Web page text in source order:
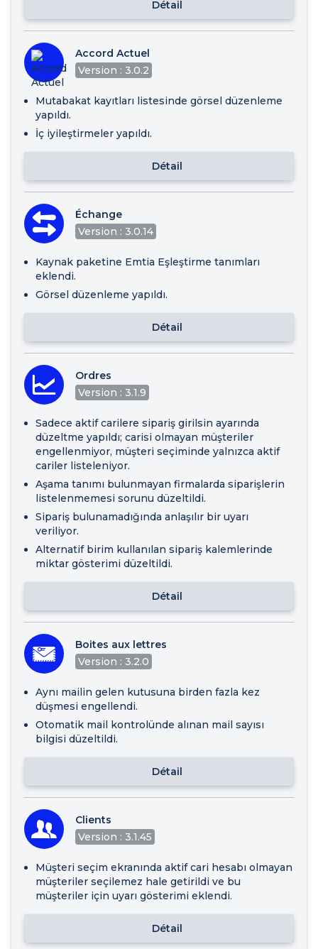
Détail
Accord Actuel
Version : 3.0.2
Mutabakat kayıtları listesinde görsel düzenleme
yapıldı.
İç iyileştirmeler yapıldı.
Détail
Échange
Version : 3.0.14
Kaynak paketine Emtia Eşleştirme tanımları
eklendi.
Görsel düzenleme yapıldı.
Détail
Ordres
Version : 3.1.9
Sadece aktif carilere sipariş girilsin ayarında
düzeltme yapıldı; carisi olmayan müşteriler
engellenmiyor, müşteri seçiminde yalnızca aktif
cariler listeleniyor.
Aşama tanımı bulunmayan firmalarda siparişlerin
listelenmemesi sorunu düzeltildi.
Sipariş bulunamadığında anlaşılır bir uyarı
veriliyor.
Alternatif birim kullanılan sipariş kalemlerinde
miktar gösterimi düzeltildi.
Détail
Boites aux lettres
Version : 3.2.0
Aynı mailin gelen kutusuna birden fazla kez
düşmesi engellendi.
Otomatik mail kontrolünde alınan mail sayısı
bilgisi düzeltildi.
Détail
Clients
Version : 3.1.45
Müşteri seçim ekranında aktif cari hesabı olmayan
müşteriler seçilemez hale getirildi ve bu
müşteriler için uyarı gösterimi eklendi.
Détail